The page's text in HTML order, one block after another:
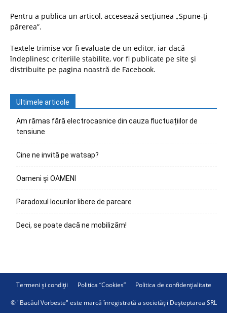
Pentru a publica un articol, accesează secțiunea „Spune-ți
părerea”.
Textele trimise vor fi evaluate de un editor, iar dacă
îndeplinesc criteriile stabilite, vor fi publicate pe site și
distribuite pe pagina noastră de Facebook.
Ultimele articole
Am rămas fără electrocasnice din cauza fluctuațiilor de
tensiune
Cine ne invită pe watsap?
Oameni și OAMENI
Paradoxul locurilor libere de parcare
Deci, se poate dacă ne mobilizăm!
Termeni și condiții Politica “Cookies” Politica de confidențialitate
© "Bacăul Vorbeste" este marcă înregistrată a societății Deșteptarea SRL